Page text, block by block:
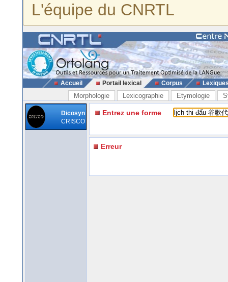
L'équipe du CNRTL
Accueil Portail lexical Corpus
Morphologie Lexicographie Etymologie
Dicosyn
CRISCO
Entrez une forme
Erreur